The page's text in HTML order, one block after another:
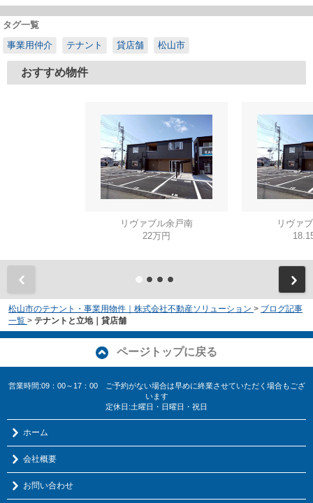
タグ一覧
事業用仲介
テナント 貸店舗 松山市
おすすめ物件
リヴァブル余戸南
22万円
リヴァ
松山市のテナント・事業用物件｜株式会社不動産ソリューション > ブログ記事
一覧 > テナントと立地｜貸店舗
ページトップに戻る
営業時間:09：00～17：00 ご予約がない場合は早めに終業させていただく場合もござ
います
定休日:土曜日・日曜日・祝日
ホーム
会社概要
お問い合わせ